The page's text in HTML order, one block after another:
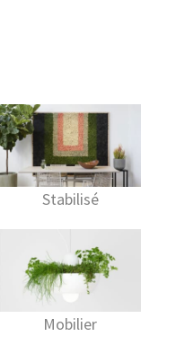
Stabilisé
Mobilier